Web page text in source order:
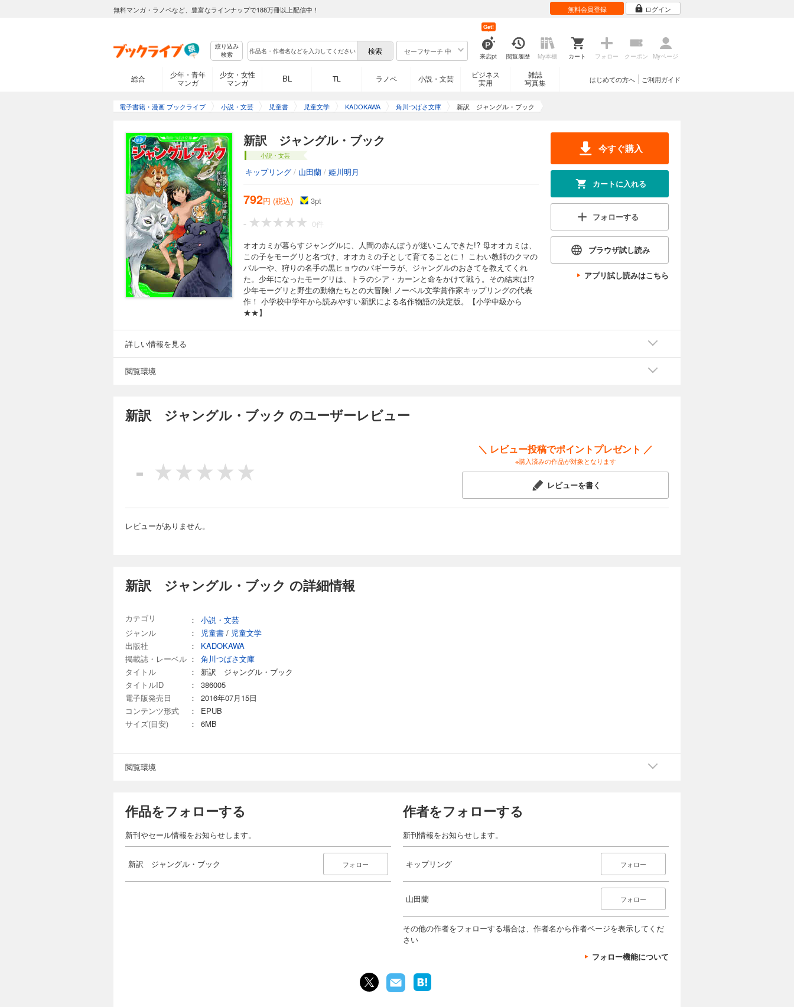
無料マンガ・ラノベなど、豊富なラインナップで188万冊以上配信中！ 無料会員登録 ログイン
絞り込み
検索
セーフサーチ 中
来店pt
Get!
閲覧履歴 My本棚 カート フォロー クーポン Myページ
総合
少年・青年
マンガ
少女・女性
マンガ
BL TL ラノベ 小説・文芸
ビジネス
実用
雑誌
写真集
ご利用ガイド
はじめての方へ
電子書籍・漫画 ブックライブ 小説・文芸 児童書 児童文学 KADOKAWA 角川つばさ文庫 新訳 ジャングル・ブック
新訳 ジャングル・ブック
小説・文芸
キップリング / 山田蘭 / 姫川明月
792円 (税込) 3pt
-
0件
オオカミが暮らすジャングルに、人間の赤んぼうが迷いこんできた!? 母オオカミは、
この子をモーグリと名づけ、オオカミの子として育てることに！ こわい教師のクマの
バルーや、狩りの名手の黒ヒョウのバギーラが、ジャングルのおきてを教えてくれ
た。少年になったモーグリは、トラのシア・カーンと命をかけて戦う。その結末は!?
少年モーグリと野生の動物たちとの大冒険! ノーベル文学賞作家キップリングの代表
作！ 小学校中学年から読みやすい新訳による名作物語の決定版。【小学中級から
★★】
今すぐ購入
カートに入れる
フォローする
ブラウザ試し読み
アプリ試し読みはこちら
詳しい情報を見る
閲覧環境
新訳 ジャングル・ブック のユーザーレビュー
-
＼ レビュー投稿でポイントプレゼント ／
※購入済みの作品が対象となります
レビューを書く
レビューがありません。
新訳 ジャングル・ブック の詳細情報
カテゴリ ：
小説・文芸
ジャンル
： 児童書 / 児童文学
出版社
：
KADOKAWA
掲載誌・レーベル ：
角川つばさ文庫
タイトル
：
新訳 ジャングル・ブック
タイトルID
：
386005
電子版発売日
：
2016年07月15日
コンテンツ形式
：
EPUB
サイズ(目安)
： 6MB
閲覧環境
作品をフォローする
新刊やセール情報をお知らせします。
新訳 ジャングル・ブック フォロー
作者をフォローする
新刊情報をお知らせします。
キップリング フォロー
山田蘭 フォロー
その他の作者をフォローする場合は、作者名から作者ページを表示してくだ
さい
フォロー機能について